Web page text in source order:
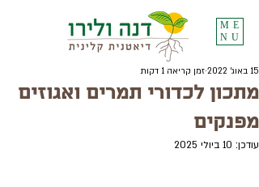
ME
NU
מתכון לכדורי תמרים ואגוזים
מפנקים
15 באוג׳ 2022 זמן קריאה 1 דקות
עודכן: 10 ביולי 2025